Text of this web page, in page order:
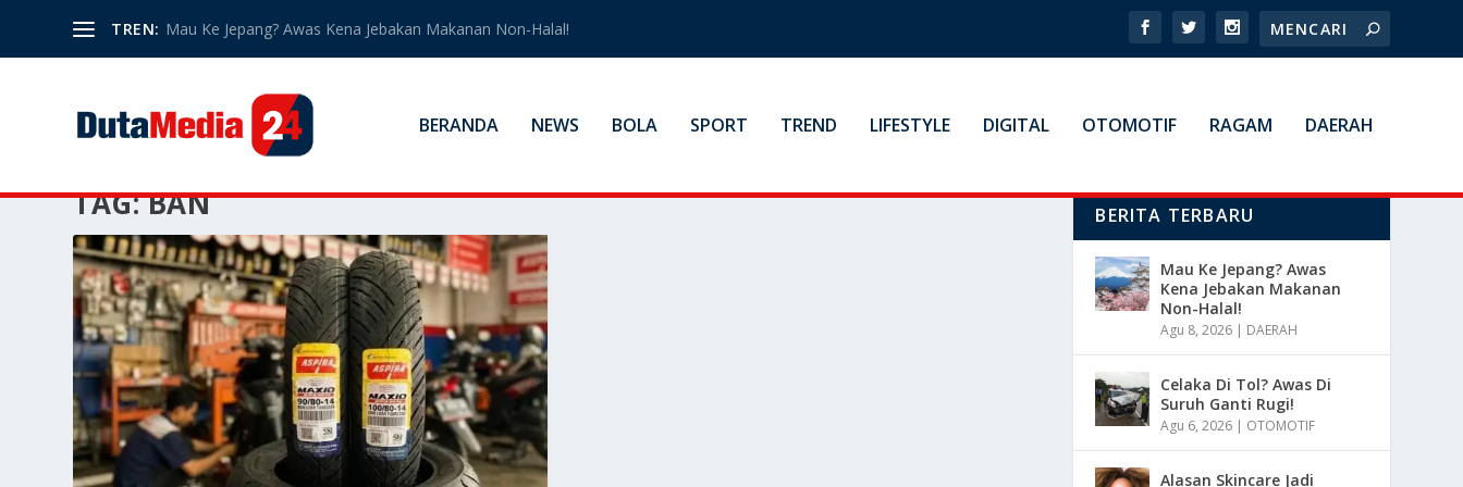
TREN: Mau Ke Jepang? Awas Kena Jebakan Makanan Non-Halal!
BERANDA NEWS BOLA SPORT TREND LIFESTYLE DIGITAL OTOMOTIF RAGAM DAERAH
TAG:BAN BERITA TERBARU
Mau Ke Jepang? Awas
Kena Jebakan Makanan
Non-Halal!
Agu 8, 2026 | DAERAH
Celaka Di Tol? Awas Di
Suruh Ganti Rugi!
Agu 6, 2026 | OTOMOTIF
Alasan Skincare Jadi